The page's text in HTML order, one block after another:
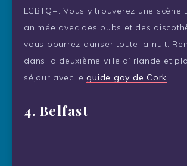
LGBTQ+. Vous y trouverez une scène
animée avec des pubs et des
vous pourrez danser toute la nuit.
dans la deuxième ville d’Irlande et
séjour avec leguide gay de Cork
4. Belfast